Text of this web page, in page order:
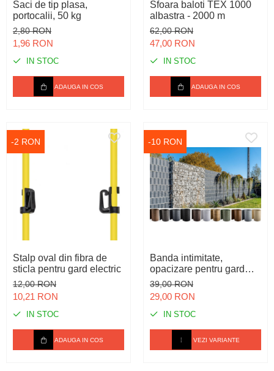
Saci de tip plasa,
portocalii, 50 kg
2,80 RON
1,96 RON
IN STOC
ADAUGA IN COS
Sfoara baloti TEX 1000
albastra - 2000 m
62,00 RON
47,00 RON
IN STOC
ADAUGA IN COS
-2 RON
Stalp oval din fibra de
sticla pentru gard electric
12,00 RON
10,21 RON
IN STOC
ADAUGA IN COS
-10 RON
Banda intimitate,
opacizare pentru gard
bordurat / balcon, din
polietilena
39,00 RON
29,00 RON
IN STOC
VEZI VARIANTE